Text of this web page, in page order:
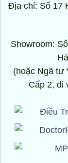
Địa chỉ: Số 17
Showroom:
(hoặc Ngã tư
Cấp 2, đi